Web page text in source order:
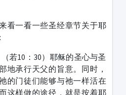
看一看一些圣经章节关于耶
若10：30）耶稣的圣心与圣
地承行天父的旨意。同时，
的门徒们能够与祂一样活在
这样做的途径，就是按着耶